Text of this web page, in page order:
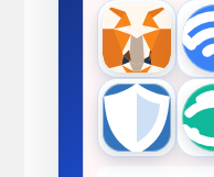
MetaMask
Trust Wallet